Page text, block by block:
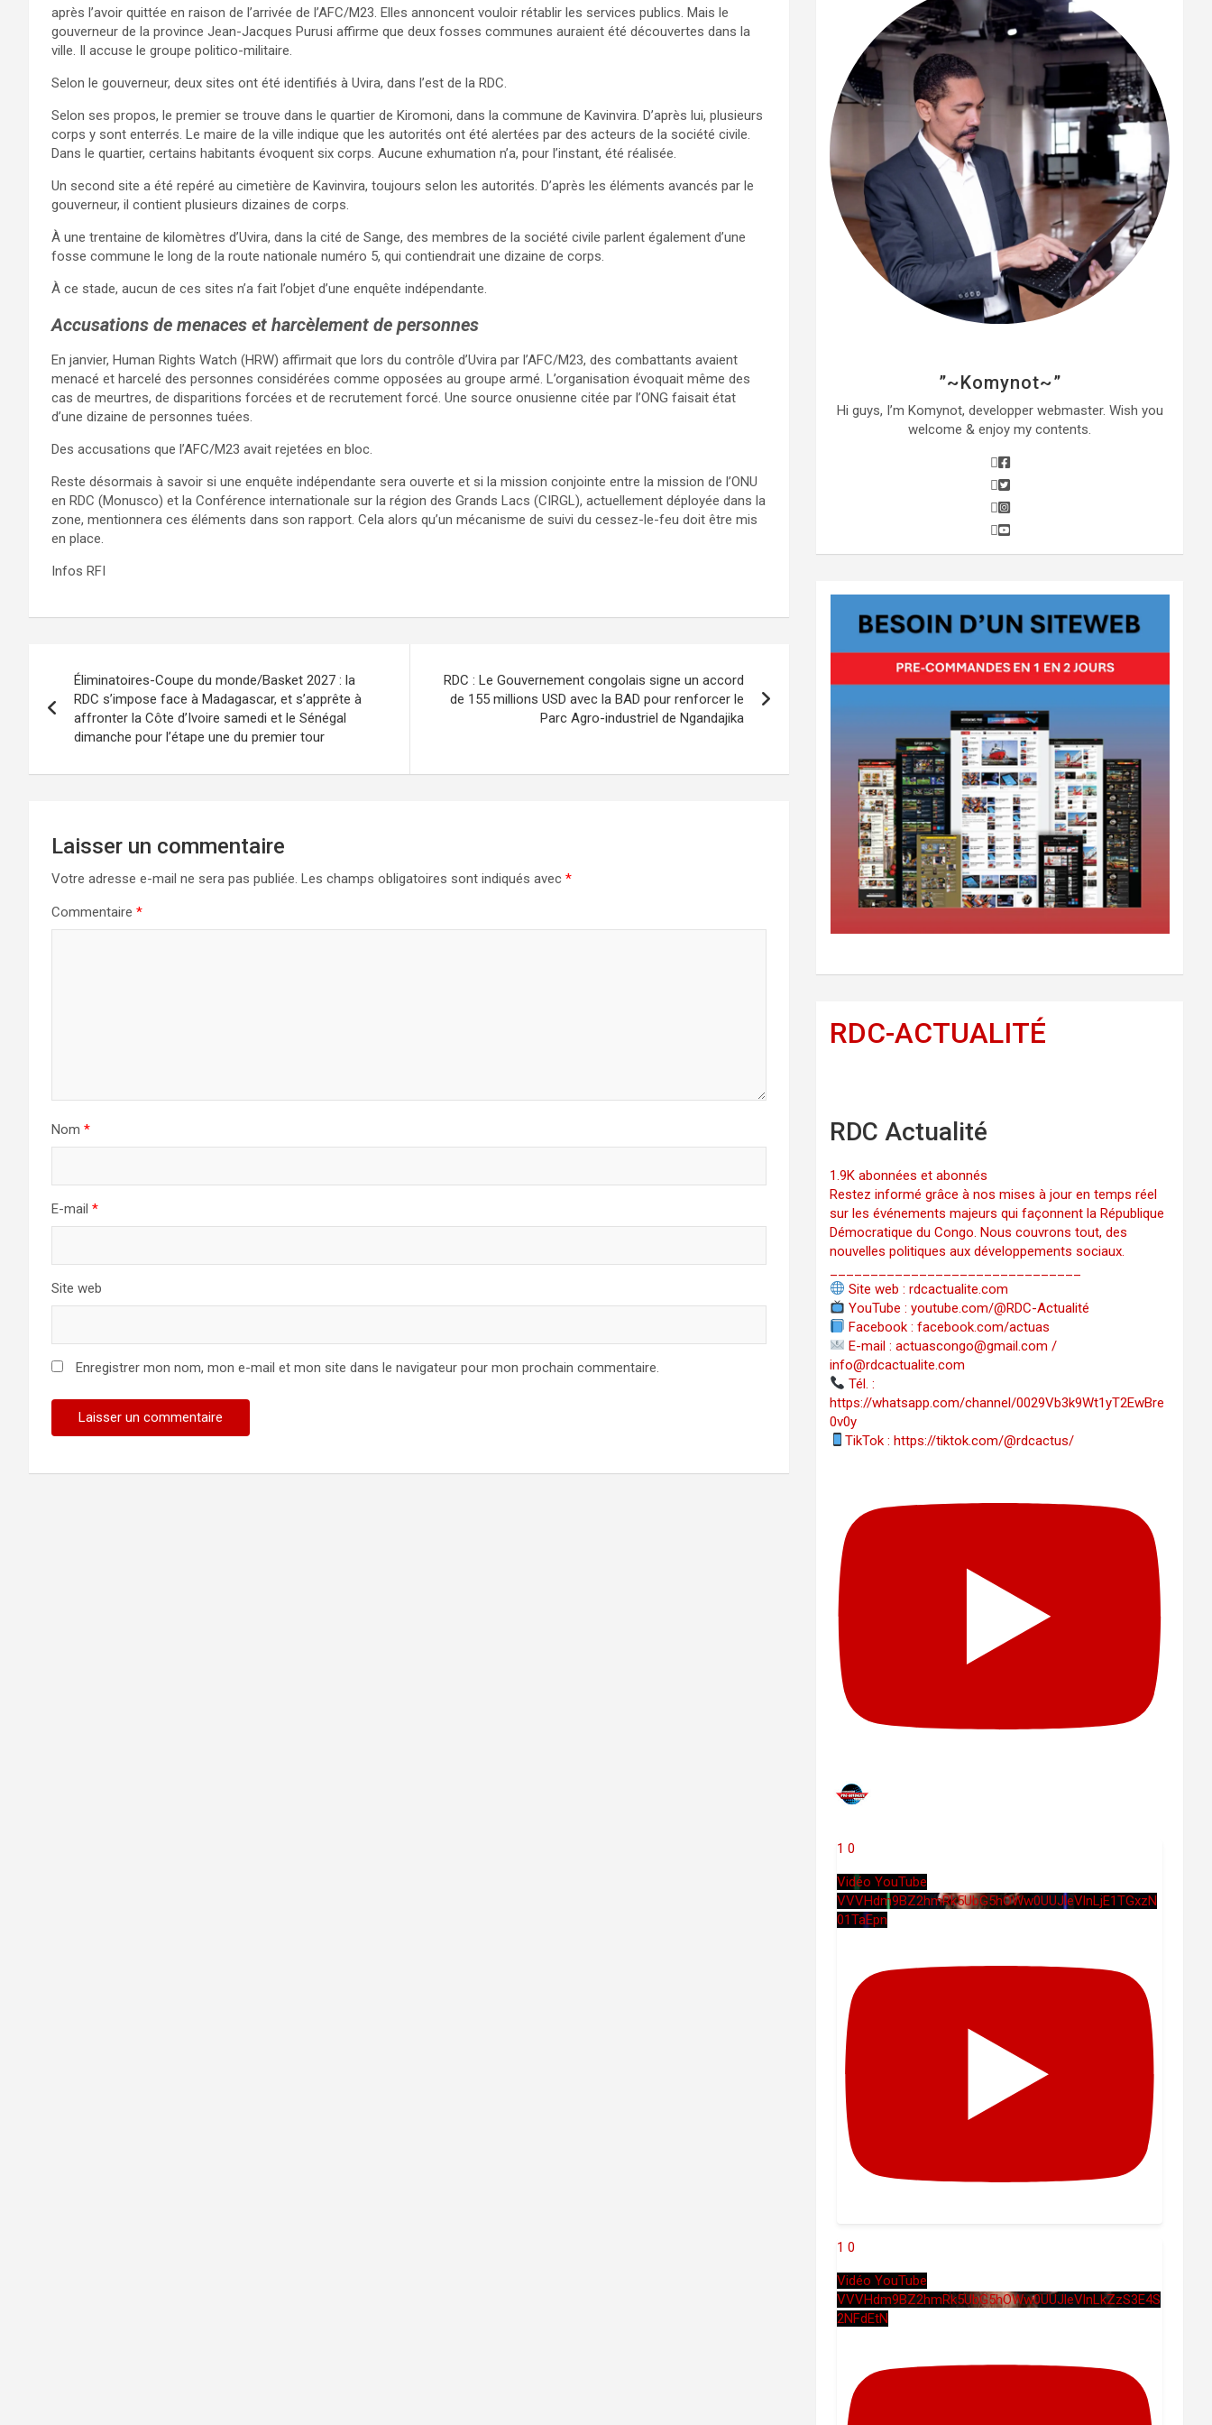
après l’avoir quittée en raison de l’arrivée de l’AFC/M23. Elles annoncent vouloir rétablir les services publics. Mais le
gouverneur de la province Jean-Jacques Purusi affirme que deux fosses communes auraient été découvertes dans la
ville. Il accuse le groupe politico-militaire.
Selon le gouverneur, deux sites ont été identifiés à Uvira, dans l’est de la RDC.
Selon ses propos, le premier se trouve dans le quartier de Kiromoni, dans la commune de Kavinvira. D’après lui, plusieurs
corps y sont enterrés. Le maire de la ville indique que les autorités ont été alertées par des acteurs de la société civile.
Dans le quartier, certains habitants évoquent six corps. Aucune exhumation n’a, pour l’instant, été réalisée.
Un second site a été repéré au cimetière de Kavinvira, toujours selon les autorités. D’après les éléments avancés par le
gouverneur, il contient plusieurs dizaines de corps.
À une trentaine de kilomètres d’Uvira, dans la cité de Sange, des membres de la société civile parlent également d’une
fosse commune le long de la route nationale numéro 5, qui contiendrait une dizaine de corps.
À ce stade, aucun de ces sites n’a fait l’objet d’une enquête indépendante.
Accusations de menaces et harcèlement de personnes
En janvier, Human Rights Watch (HRW) affirmait que lors du contrôle d’Uvira par l’AFC/M23, des combattants avaient
menacé et harcelé des personnes considérées comme opposées au groupe armé. L’organisation évoquait même des
cas de meurtres, de disparitions forcées et de recrutement forcé. Une source onusienne citée par l’ONG faisait état
d’une dizaine de personnes tuées.
Des accusations que l’AFC/M23 avait rejetées en bloc.
Reste désormais à savoir si une enquête indépendante sera ouverte et si la mission conjointe entre la mission de l’ONU
en RDC (Monusco) et la Conférence internationale sur la région des Grands Lacs (CIRGL), actuellement déployée dans la
zone, mentionnera ces éléments dans son rapport. Cela alors qu’un mécanisme de suivi du cessez-le-feu doit être mis
en place.
Infos RFI
de
l’article
Éliminatoires-Coupe du monde/Basket 2027 : la
RDC s’impose face à Madagascar, et s’apprête à
affronter la Côte d’Ivoire samedi et le Sénégal
dimanche pour l’étape une du premier tour
RDC : Le Gouvernement congolais signe un accord
de 155 millions USD avec la BAD pour renforcer le
Parc Agro-industriel de Ngandajika
Laisser un commentaire
Votre adresse e-mail ne sera pas publiée. Les champs obligatoires sont indiqués avec *
Commentaire *
Nom *
E-mail *
Site web
Enregistrer mon nom, mon e-mail et mon site dans le navigateur pour mon prochain commentaire.
”~Komynot~”
Hi guys, I’m Komynot, developper webmaster. Wish you
welcome & enjoy my contents.
RDC-ACTUALITÉ
RDC Actualité
1.9K abonnées et abonnés
Restez informé grâce à nos mises à jour en temps réel
sur les événements majeurs qui façonnent la République
Démocratique du Congo. Nous couvrons tout, des
nouvelles politiques aux développements sociaux.
Site web : rdcactualite.com
YouTube : youtube.com/@RDC-Actualité
Facebook : facebook.com/actuas
E-mail : actuascongo@gmail.com /
info@rdcactualite.com
Tél. : ‪‪‪‪‪‪‪‪‪‪‪‪‪‪‪‪‪‪‪‪‪‪‪‪‪‪‪‪‪‪‪‪
https://whatsapp.com/channel/0029Vb3k9Wt1yT2EwBre
0v0y
TikTok : https://tiktok.com/@rdcactus/
1 0
Vidéo YouTube
VVVHdm9BZ2hmRk5UbG5hOWw0UUJleVlnLjE1TGxzN
01TaEpn
1 0
Vidéo YouTube
VVVHdm9BZ2hmRk5UbG5hOWw0UUJleVlnLkZzS3E4S
2NFdEtN